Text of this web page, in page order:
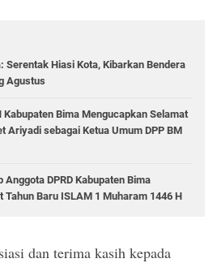
Serentak Hiasi Kota, Kibarkan Bendera
Agustus
Kabupaten Bima Mengucapkan Selamat
Ariyadi sebagai Ketua Umum DPP BM
Anggota DPRD Kabupaten Bima
Tahun Baru ISLAM 1 Muharam 1446 H
dan terima kasih kepada